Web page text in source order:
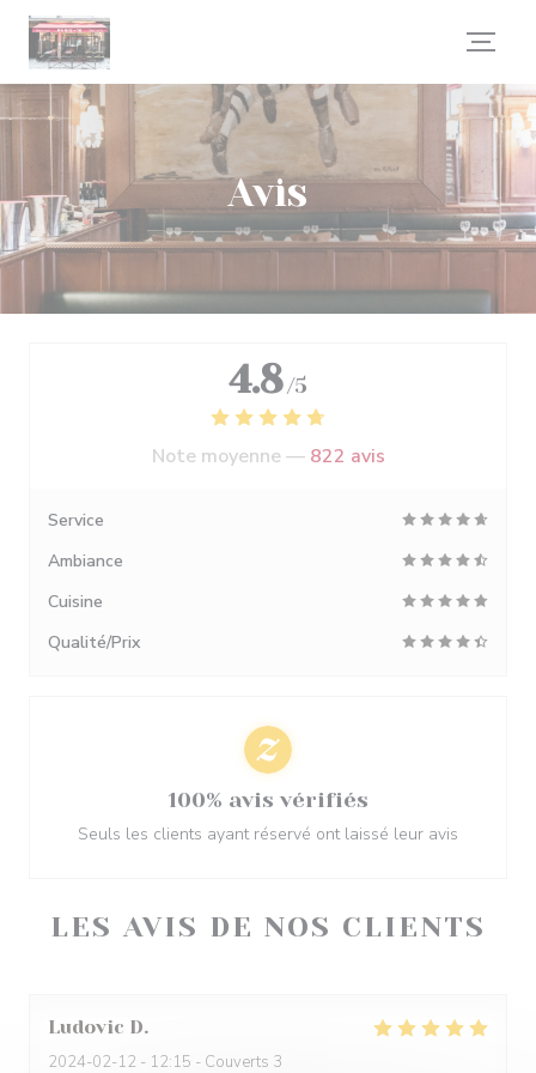
Personnalisation de vos choix en matière de cookies
Avis
LES AVIS DE NOS CLIENTS
Ludovic D
2024-02-12 - 12:15 - Couverts 3
4.8 /5
Note moyenne — 822 avis
Service
Ambiance
Cuisine
Qualité/Prix
100% avis vérifiés
Seuls les clients ayant réservé ont laissé leur avis